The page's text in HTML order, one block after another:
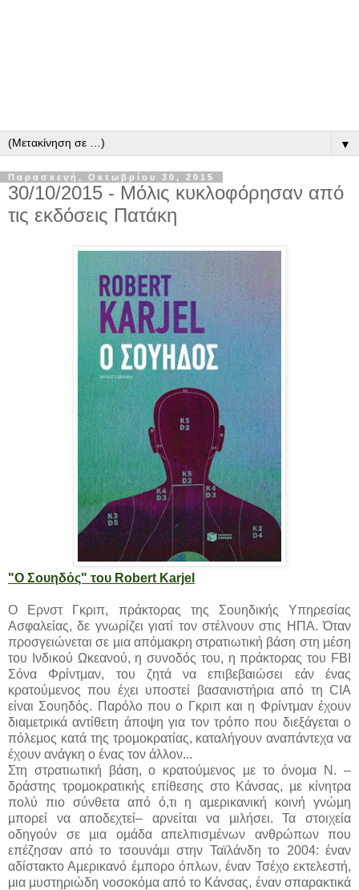
▼
Παρασκευή, Οκτωβρίου 30, 2015
30/10/2015 - Μόλις κυκλοφόρησαν από
τις εκδόσεις Πατάκη
"Ο Σουηδός" του Robert Karjel
Ο Ερνστ Γκριπ, πράκτορας της Σουηδικής Υπηρεσίας
Ασφαλείας, δε γνωρίζει γιατί τον στέλνουν στις ΗΠΑ. Όταν
προσγειώνεται σε µια απόµακρη στρατιωτική βάση στη µέση
του Ινδικού Ωκεανού, η συνοδός του, η πράκτορας του FBΙ
Σόνα Φρίντµαν, του ζητά να επιβεβαιώσει εάν ένας
κρατούµενος που έχει υποστεί βασανιστήρια από τη CIA
είναι Σουηδός. Παρόλο που ο Γκριπ και η Φρίντµαν έχουν
διαµετρικά αντίθετη άποψη για τον τρόπο που διεξάγεται ο
πόλεµος κατά της τροµοκρατίας, καταλήγουν αναπάντεχα να
έχουν ανάγκη ο ένας τον άλλον...
Στη στρατιωτική βάση, ο κρατούµενος µε το όνοµα Ν. –
δράστης τροµοκρατικής επίθεσης στο Κάνσας, µε κίνητρα
πολύ πιο σύνθετα από ό,τι η αµερικανική κοινή γνώµη
µπορεί να αποδεχτεί– αρνείται να µιλήσει. Τα στοιχεία
οδηγούν σε µια οµάδα απελπισµένων ανθρώπων που
επέζησαν από το τσουνάµι στην Ταϊλάνδη το 2004: έναν
αδίστακτο Αµερικανό έµπορο όπλων, έναν Τσέχο εκτελεστή,
µια µυστηριώδη νοσοκόµα από το Κάνσας, έναν σπαρακτικά